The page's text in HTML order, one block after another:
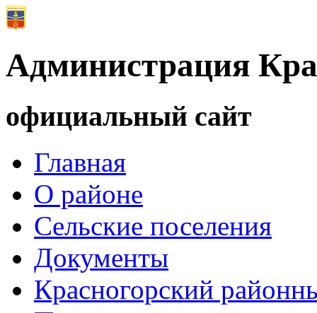
Администрация
официальный сайт
Главная
О районе
Сельские поселения
Документы
Красногорский